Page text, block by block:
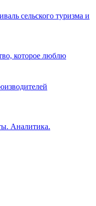
сельского туризма и
которое люблю
Аналитика.